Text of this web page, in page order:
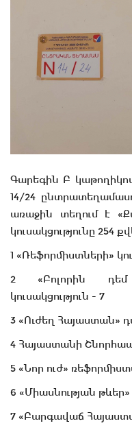
Գարեգին Բ
14/24
առաջին տեղում է
կուսակցությունը 254
1 «Ռեֆորմիստների»
2 «Բոլորին դեմ
կուսակցություն - 7
3 «Ուժեղ Հայաստան»
4 Հայաստանի
5 «Նոր ուժ»
6 «Միասնության թևեր»
7 «Բարգավաճ